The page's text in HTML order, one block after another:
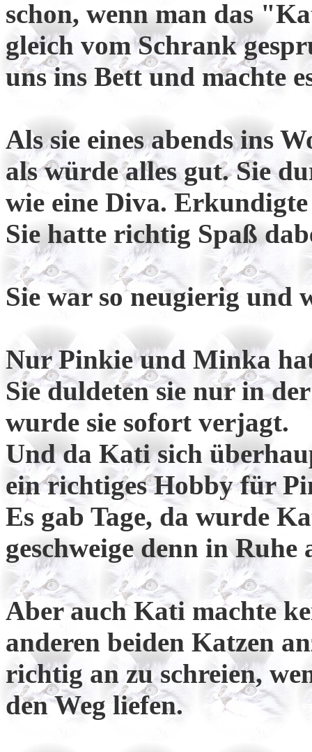
schon, wenn man das
gleich vom Schrank
uns ins Bett und machte
Als sie eines abends ins
als würde alles gut. Sie
wie eine Diva.
Sie hatte richtig Spaß
Sie war so neugierig und
Nur Pinkie und Minka
Sie duldeten sie nur in
wurde sie sofort verjagt.
Und da Kati sich
ein richtiges Hobby für
Es gab Tage, da wurde
geschweige denn in Ruhe
Aber auch Kati machte
anderen beiden Katzen
richtig an zu schreien,
den Weg liefen.